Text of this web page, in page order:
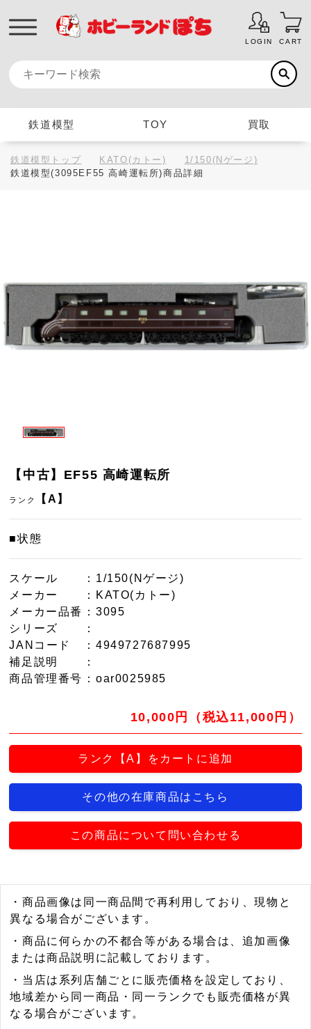
LOGIN CART
鉄道模型 TOY 買取
鉄道模型トップ KATO(カトー)
1/150(Nゲージ)
鉄道模型(3095EF55 高崎運転所)商品詳細
【中古】EF55 高崎運転所
ランク 【A】
■状態
スケール
：1/150(Nゲージ)
メーカー
：KATO(カトー)
メーカー品番
：3095
シリーズ
：
JANコード
：4949727687995
補足説明
：
商品管理番号 ：oar0025985
10,000円（税込11,000円）
ランク【A】をカートに追加
その他の在庫商品はこちら
この商品について問い合わせる
・商品画像は同一商品間で再利用しており、現物と
異なる場合がございます。
・商品に何らかの不都合等がある場合は、追加画像
または商品説明に記載しております。
・当店は系列店舗ごとに販売価格を設定しており、
地域差から同一商品・同一ランクでも販売価格が異
なる場合がございます。